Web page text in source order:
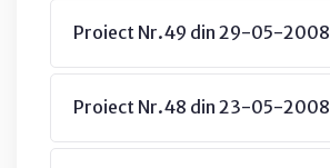
Proiect Nr.49 din 29-05-2008
Proiect Nr.48 din 23-05-2008